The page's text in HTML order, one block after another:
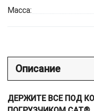
Масса:
Описание
ДЕРЖИТЕ ВСЕ ПОД